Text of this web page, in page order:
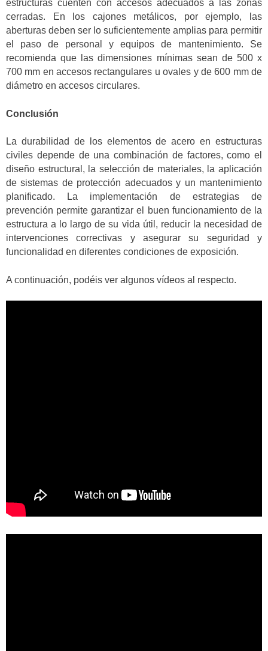
estructuras cuenten con accesos adecuados a las zonas
cerradas. En los cajones metálicos, por ejemplo, las
aberturas deben ser lo suficientemente amplias para permitir
el paso de personal y equipos de mantenimiento. Se
recomienda que las dimensiones mínimas sean de 500 x
700 mm en accesos rectangulares u ovales y de 600 mm de
diámetro en accesos circulares.
Conclusión
La durabilidad de los elementos de acero en estructuras
civiles depende de una combinación de factores, como el
diseño estructural, la selección de materiales, la aplicación
de sistemas de protección adecuados y un mantenimiento
planificado. La implementación de estrategias de
prevención permite garantizar el buen funcionamiento de la
estructura a lo largo de su vida útil, reducir la necesidad de
intervenciones correctivas y asegurar su seguridad y
funcionalidad en diferentes condiciones de exposición.
A continuación, podéis ver algunos vídeos al respecto.